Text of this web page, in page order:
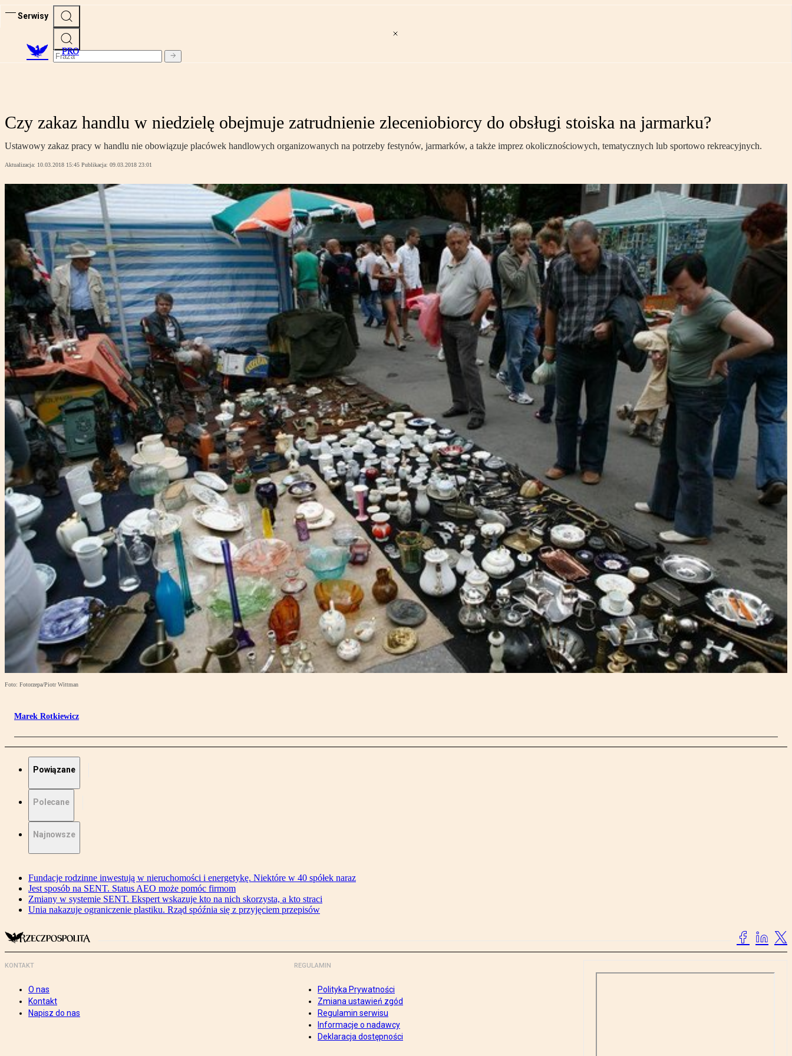
Serwisy
PRO
Czy zakaz handlu w niedzielę obejmuje zatrudnienie zleceniobiorcy do obsługi stoiska na jarmarku?
Ustawowy zakaz pracy w handlu nie obowiązuje placówek handlowych organizowanych na potrzeby festynów, jarmarków, a także imprez okolicznościowych, tematycznych lub sportowo rekreacyjnych.
Aktualizacja: 10.03.2018 15:45 Publikacja: 09.03.2018 23:01
Foto: Fotorzepa/Piotr Wittman
Marek Rotkiewicz
Powiązane
Polecane
Najnowsze
Fundacje rodzinne inwestują w nieruchomości i energetykę. Niektóre w 40 spółek naraz
Jest sposób na SENT. Status AEO może pomóc firmom
Zmiany w systemie SENT. Ekspert wskazuje kto na nich skorzysta, a kto straci
Unia nakazuje ograniczenie plastiku. Rząd spóźnia się z przyjęciem przepisów
KONTAKT
O nas
Kontakt
Napisz do nas
REGULAMIN
Polityka Prywatności
Zmiana ustawień zgód
Regulamin serwisu
Informacje o nadawcy
Deklaracja dostępności